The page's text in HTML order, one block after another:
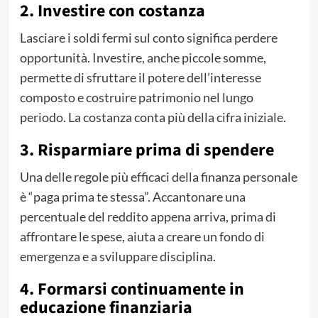
2. Investire con costanza
Lasciare i soldi fermi sul conto significa perdere
opportunità. Investire, anche piccole somme,
permette di sfruttare il potere dell’interesse
composto e costruire patrimonio nel lungo
periodo. La costanza conta più della cifra iniziale.
3. Risparmiare prima di spendere
Una delle regole più efficaci della finanza personale
è “paga prima te stessa”. Accantonare una
percentuale del reddito appena arriva, prima di
affrontare le spese, aiuta a creare un fondo di
emergenza e a sviluppare disciplina.
4. Formarsi continuamente in
educazione finanziaria